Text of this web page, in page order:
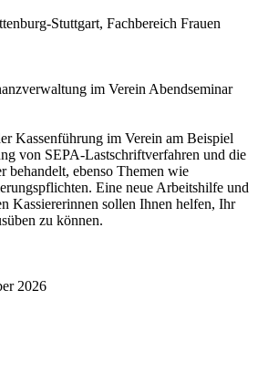
Stuttgart, Fachbereich Frauen
im Verein Abendseminar
Kassenführung im Verein am Beispiel
von SEPA-Lastschriftverfahren und die
behandelt, ebenso Themen wie
Eine neue Arbeitshilfe und
Kassiererinnen sollen Ihnen helfen, Ihr
zu können.
2026